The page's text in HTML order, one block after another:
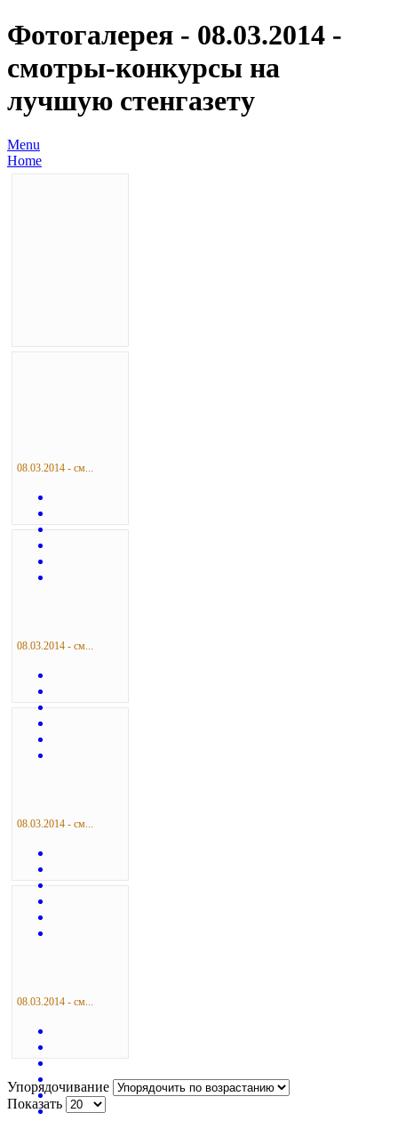
Фотогалерея - 08.03.2014 -
смотры-конкурсы на
лучшую стенгазету
Menu
Home
08.03.2014 - см...
08.03.2014 - см...
08.03.2014 - см...
08.03.2014 - см...
Упорядочивание
Показать